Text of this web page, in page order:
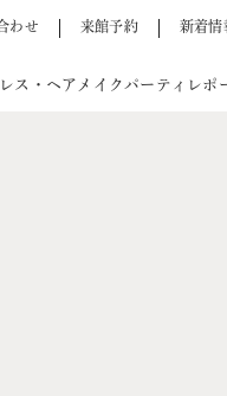
わせ 来館予約 新着情
レス・ヘアメイク パーティレポ